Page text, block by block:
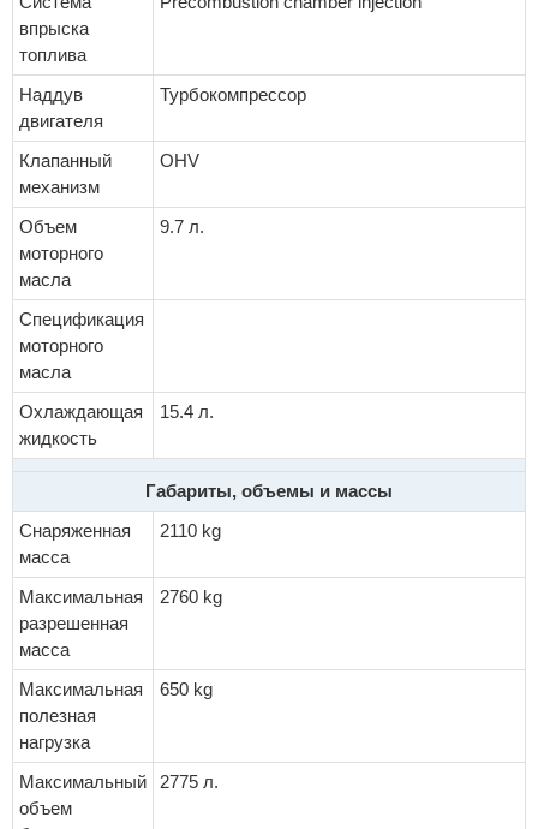
впрыска
топлива
Наддув
двигателя
Турбокомпрессор
Клапанный
механизм
OHV
Объем
моторного
масла
9.7 л.
Спецификация
моторного
масла
Охлаждающая
жидкость
15.4 л.
Габариты, объемы и массы
Снаряженная
масса
2110 kg
Максимальная
разрешенная
масса
2760 kg
Максимальная
полезная
нагрузка
650 kg
Максимальный
объем
2775 л.